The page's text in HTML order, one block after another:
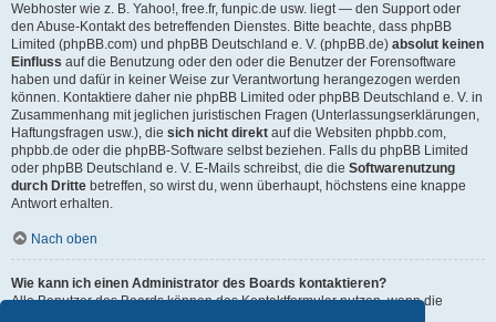
Webhoster wie z. B. Yahoo!, free.fr, funpic.de usw. liegt — den Support oder
den Abuse-Kontakt des betreffenden Dienstes. Bitte beachte, dass phpBB
Limited (phpBB.com) und phpBB Deutschland e. V. (phpBB.de) absolut keinen
Einfluss auf die Benutzung oder den oder die Benutzer der Forensoftware
haben und dafür in keiner Weise zur Verantwortung herangezogen werden
können. Kontaktiere daher nie phpBB Limited oder phpBB Deutschland e. V. in
Zusammenhang mit jeglichen juristischen Fragen (Unterlassungserklärungen,
Haftungsfragen usw.), die sich nicht direkt auf die Websiten phpbb.com,
phpbb.de oder die phpBB-Software selbst beziehen. Falls du phpBB Limited
oder phpBB Deutschland e. V. E-Mails schreibst, die die Softwarenutzung
durch Dritte betreffen, so wirst du, wenn überhaupt, höchstens eine knappe
Antwort erhalten.
Nach oben
Wie kann ich einen Administrator des Boards kontaktieren?
Alle Benutzer des Boards können das Kontaktformular nutzen, wenn die